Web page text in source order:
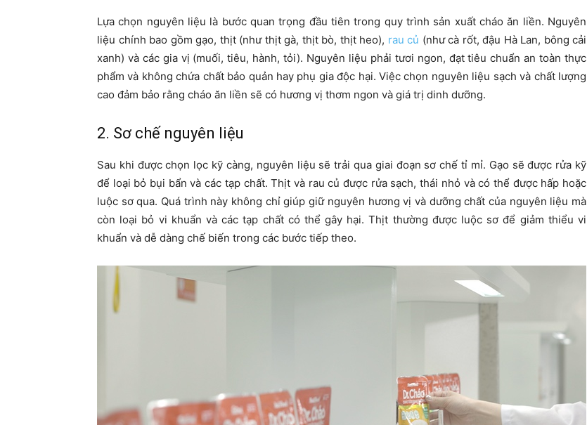
Lựa chọn nguyên liệu là bước quan trọng đầu tiên trong quy trình sản xuất cháo ăn liền. Nguyên
liệu chính bao gồm gạo, thịt (như thịt gà, thịt bò, thịt heo), rau củ (như cà rốt, đậu Hà Lan, bông cải
xanh) và các gia vị (muối, tiêu, hành, tỏi). Nguyên liệu phải tươi ngon, đạt tiêu chuẩn an toàn thực
phẩm và không chứa chất bảo quản hay phụ gia độc hại. Việc chọn nguyên liệu sạch và chất lượng
cao đảm bảo rằng cháo ăn liền sẽ có hương vị thơm ngon và giá trị dinh dưỡng.
2. Sơ chế nguyên liệu
Sau khi được chọn lọc kỹ càng, nguyên liệu sẽ trải qua giai đoạn sơ chế tỉ mỉ. Gạo sẽ được rửa kỹ
để loại bỏ bụi bẩn và các tạp chất. Thịt và rau củ được rửa sạch, thái nhỏ và có thể được hấp hoặc
luộc sơ qua. Quá trình này không chỉ giúp giữ nguyên hương vị và dưỡng chất của nguyên liệu mà
còn loại bỏ vi khuẩn và các tạp chất có thể gây hại. Thịt thường được luộc sơ để giảm thiểu vi
khuẩn và dễ dàng chế biến trong các bước tiếp theo.